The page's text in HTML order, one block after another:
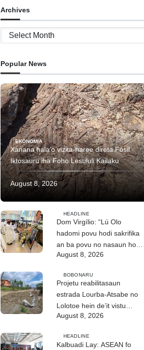
Archives
Archives
Popular News
EKONOMIA
Xanana hala’o vizita-haree direta Fósil
Iktosauru iha Foho Lesululi Kailaku
August 8, 2026
HEADLINE
Dom Virgílio: “Lú Olo
hadomi povu hodi sakrifika
an ba povu no nasaun ho
fuan”
August 8, 2026
BOBONARU
Projetu reabilitasaun
estrada Lourba-Atsabe no
Lolotoe hein de’it vistu
tribunál
August 8, 2026
HEADLINE
Kalbuadi Lay: ASEAN fo